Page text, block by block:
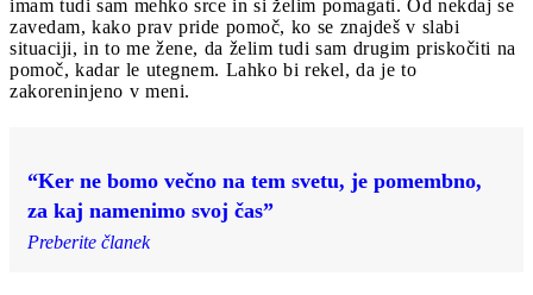
imam tudi sam mehko srce in si želim pomagati. Od nekdaj se
zavedam, kako prav pride pomoč, ko se znajdeš v slabi
situaciji, in to me žene, da želim tudi sam drugim priskočiti na
pomoč, kadar le utegnem. Lahko bi rekel, da je to
zakoreninjeno v meni.
“Ker ne bomo večno na tem svetu, je pomembno,
za kaj namenimo svoj čas”
Preberite članek